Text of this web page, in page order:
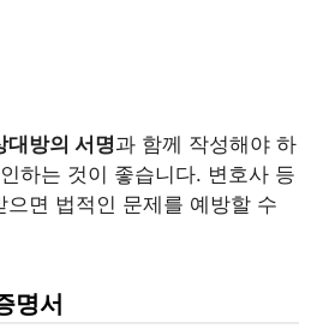
대방의 서명과 함께 작성해야 하
하는 것이 좋습니다. 변호사 등
으면 법적인 문제를 예방할 수
명서